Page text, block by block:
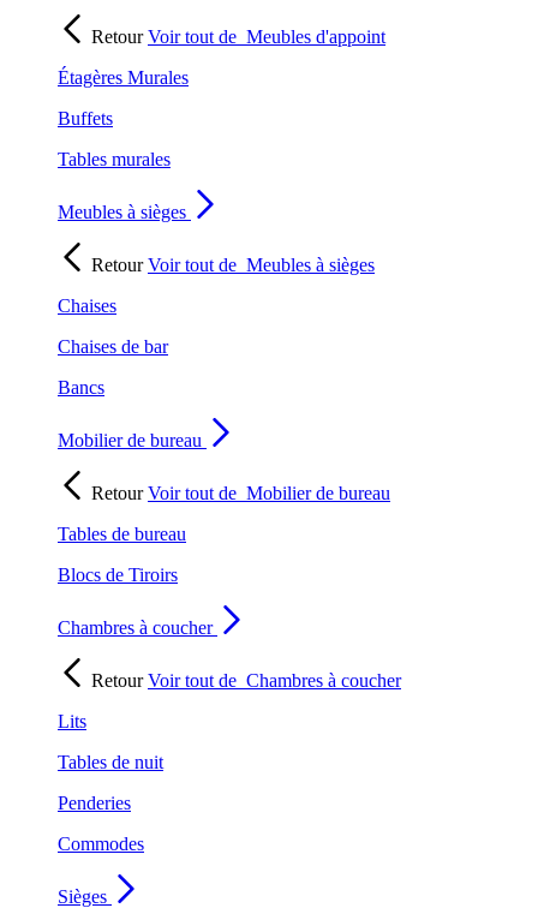
RetourVoir tout de Meubles d'appoint
Étagères Murales
Buffets
Tables murales
Meubles à sièges
RetourVoir tout de Meubles à sièges
Chaises
Chaises de bar
Bancs
Mobilier de bureau
RetourVoir tout de Mobilier de bureau
Tables de bureau
Blocs de Tiroirs
Chambres à coucher
RetourVoir tout de Chambres à coucher
Lits
Tables de nuit
Penderies
Commodes
Sièges